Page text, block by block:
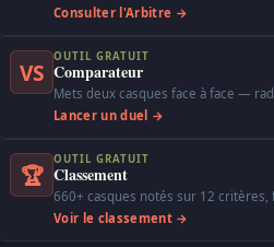
Consulter l'Arbitre →
VS
OUTIL GRATUIT
Comparateur
Mets deux casques face à face —
Lancer un duel →
🏆
OUTIL GRATUIT
Classement
660+ casques notés sur 12
Voir le classement →